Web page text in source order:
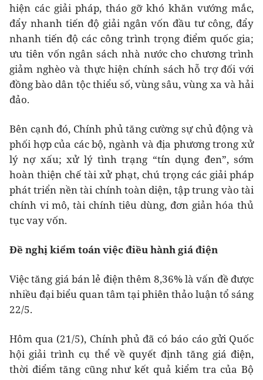
hiện các giải pháp, tháo gỡ khó khăn vướng mắc,
đẩy nhanh tiến độ giải ngân vốn đầu tư công, đẩy
nhanh tiến độ các công trình trọng điểm quốc gia;
ưu tiên vốn ngân sách nhà nước cho chương trình
giảm nghèo và thực hiện chính sách hỗ trợ đối với
đồng bào dân tộc thiểu số, vùng sâu, vùng xa và hải
đảo.
Bên cạnh đó, Chính phủ tăng cường sự chủ động và
phối hợp của các bộ, ngành và địa phương trong xử
lý nợ xấu; xử lý tình trạng “tín dụng đen”, sớm
hoàn thiện chế tài xử phạt, chú trọng các giải pháp
phát triển nền tài chính toàn diện, tập trung vào tài
chính vi mô, tài chính tiêu dùng, đơn giản hóa thủ
tục vay vốn.
Đề nghị kiểm toán việc điều hành giá điện
Việc tăng giá bán lẻ điện thêm 8,36% là vấn đề được
nhiều đại biểu quan tâm tại phiên thảo luận tổ sáng
22/5.
Hôm qua (21/5), Chính phủ đã có báo cáo gửi Quốc
hội giải trình cụ thể về quyết định tăng giá điện,
thời điểm tăng cũng như kết quả kiểm tra của Bộ